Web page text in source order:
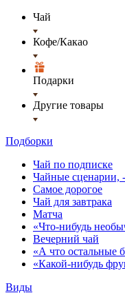
Чай
Кофе/Какао
Подарки
Другие товары
Подборки
Чай по подписке
Чайные сценарии,
Самое дорогое
Чай для завтрака
Матча
«Что-нибудь
Вечерний чай
«А что остальные
«Какой-нибудь
Виды